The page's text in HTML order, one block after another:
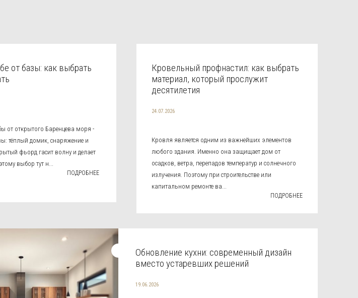
от базы: как выбрать
от открытого Баренцева моря -
тёплый домик, снаряжение и
фьорд гасит волну и делает
выбор тут н...
ПОДРОБНЕЕ
Кровельный профнастил: как выбрать
материал, который прослужит
десятилетия
24.07.2026
Кровля является одним из важнейших элементов
любого здания. Именно она защищает дом от
осадков, ветра, перепадов температур и солнечного
излучения. Поэтому при строительстве или
капитальном ремонте ва...
ПОДРОБНЕЕ
Обновление кухни: современный дизайн
вместо устаревших решений
19.06.2026